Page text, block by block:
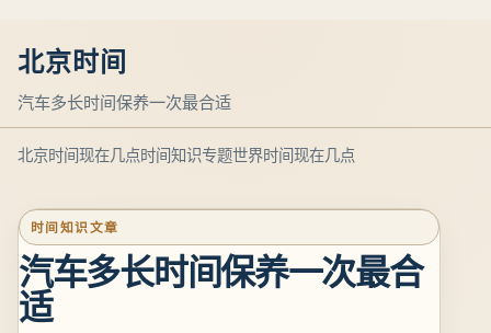
北京时间
汽车多长时间保养一次最合适
北京时间现在几点时间知识专题世界时间现在几点
时间知识文章
汽车多长时间保养一次最合
适